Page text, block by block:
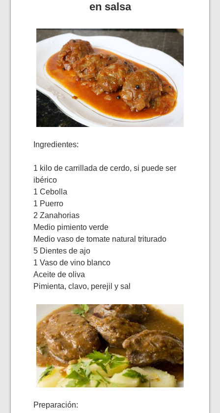
en salsa
Ingredientes:
1 kilo de carrillada de cerdo, si puede ser
ibérico
1 Cebolla
1 Puerro
2 Zanahorias
Medio pimiento verde
Medio vaso de tomate natural triturado
5 Dientes de ajo
1 Vaso de vino blanco
Aceite de oliva
Pimienta, clavo, perejil y sal
Preparación: